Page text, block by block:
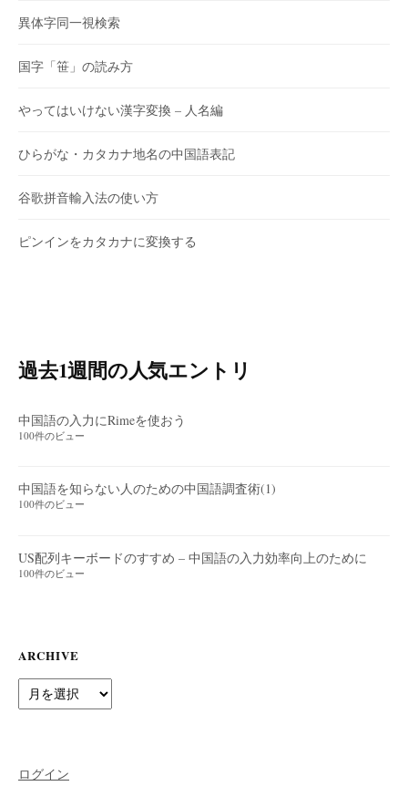
異体字同一視検索
国字「笹」の読み方
やってはいけない漢字変換 – 人名編
ひらがな・カタカナ地名の中国語表記
谷歌拼音輸入法の使い方
ピンインをカタカナに変換する
過去1週間の人気エントリ
中国語の入力にRimeを使おう
100件のビュー
中国語を知らない人のための中国語調査術(1)
100件のビュー
US配列キーボードのすすめ – 中国語の入力効率向上のために
100件のビュー
ARCHIVE
Archive
ログイン